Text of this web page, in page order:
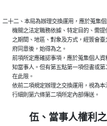
二十二、本局為辦理交換運用，應於蒐集
機關之法定職務依據、特定目的、需
之期間、地區、對象及方式，經簽會
        府同意後，始得為之。
前項所定應確認事項，應於蒐集個人
知當事人。但有第五點第一項但書或
        在此限。
依前二項規定辦理之交換運用，視為
伍、當事人權利